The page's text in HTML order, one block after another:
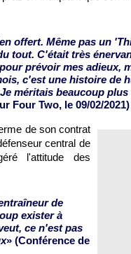
offert. Même pas un
tout. C'était très
prévoir mes adieux,
c'est une histoire de
méritais beaucoup
Four Two, le 09/02/2021)
de son contrat
central de
l'attitude des
de
exister à
ce n'est pas
» (Conférence de